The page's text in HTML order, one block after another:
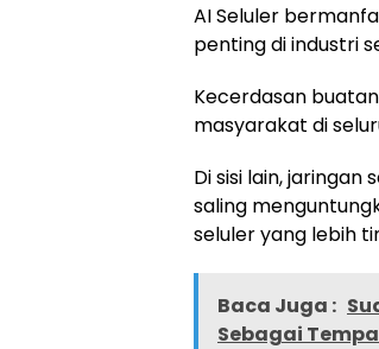
AI Seluler
penting di industri
Kecerdasan
masyarakat di
Di sisi lain, jaringan
saling
seluler yang lebih
Baca Juga :
Sebagai